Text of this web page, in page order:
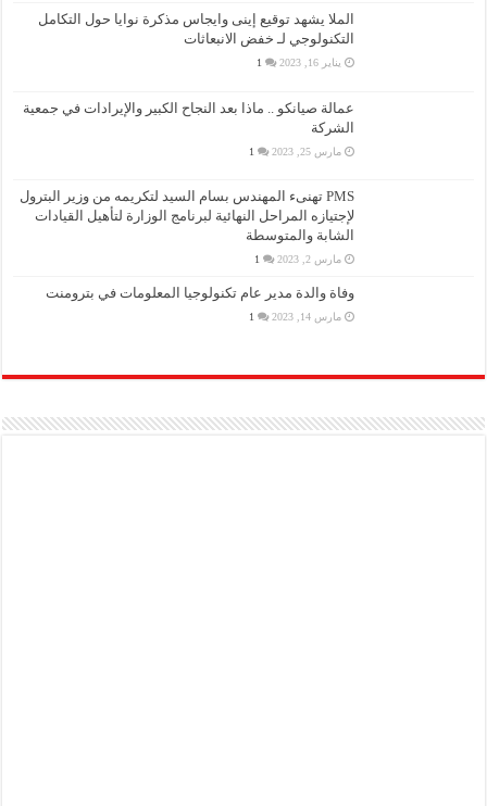
الملا يشهد توقيع إينى وايجاس مذكرة نوايا حول التكامل
التكنولوجي لـ خفض الانبعاثات
يناير 16, 2023 1
عمالة صيانكو .. ماذا بعد النجاح الكبير والإيرادات في جمعية
الشركة
مارس 25, 2023 1
PMS تهنىء المهندس بسام السيد لتكريمه من وزير البترول
لإجتيازه المراحل النهائية لبرنامج الوزارة لتأهيل القيادات
الشابة والمتوسطة
مارس 2, 2023 1
وفاة والدة مدير عام تكنولوجيا المعلومات في بترومنت
مارس 14, 2023 1